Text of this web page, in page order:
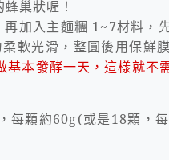
巢狀喔！
再加入主麵糰 1~7材料，
軟光滑，整圓後用保鮮
基本發酵一天，這樣就不
每顆約60g(或是18顆，